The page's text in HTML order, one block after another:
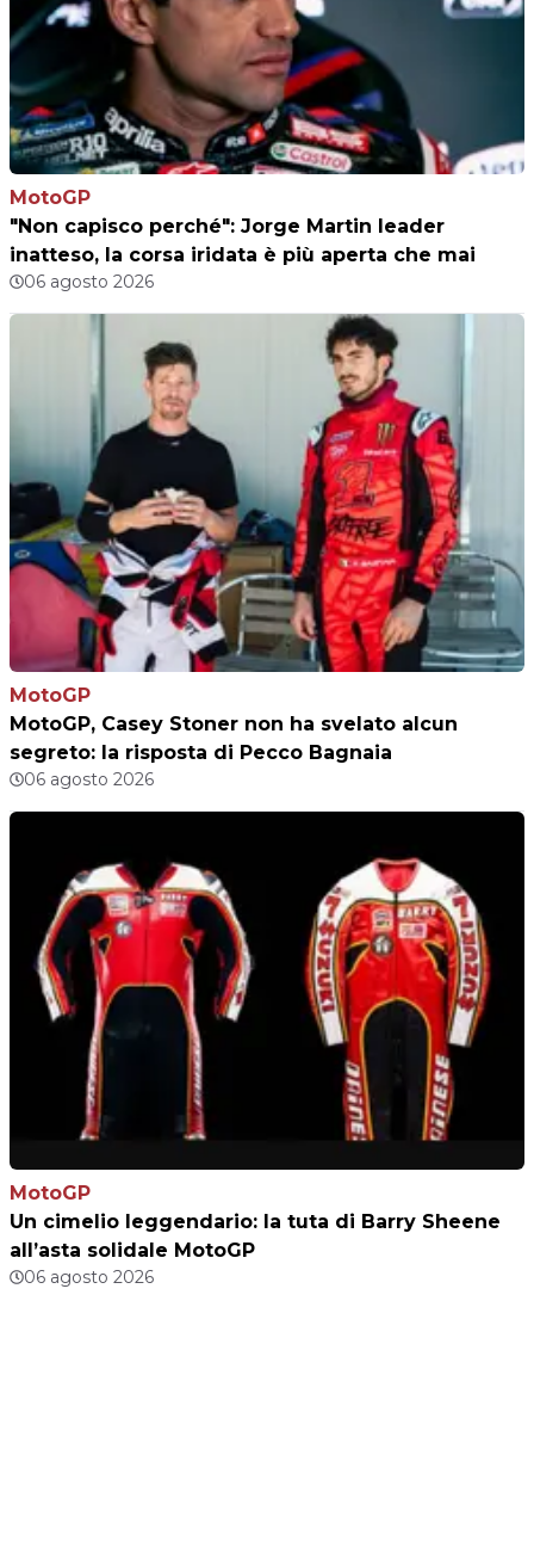
MotoGP
"Non capisco perché": Jorge Martin leader
inatteso, la corsa iridata è più aperta che mai
06 agosto 2026
MotoGP
MotoGP, Casey Stoner non ha svelato alcun
segreto: la risposta di Pecco Bagnaia
06 agosto 2026
MotoGP
Un cimelio leggendario: la tuta di Barry Sheene
all’asta solidale MotoGP
06 agosto 2026